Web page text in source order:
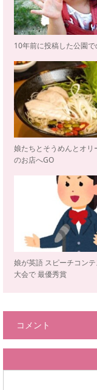
10年前に投稿した公園で
娘たちとそうめんとオリ
のお店へGO
娘が英語 スピーチコン
大会で 最優秀賞
コメント